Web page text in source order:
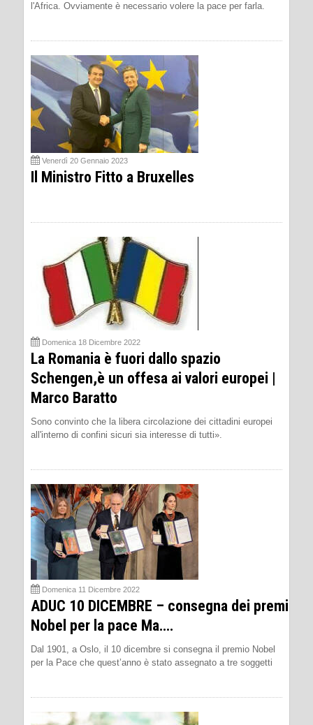
l'Africa. Ovviamente è necessario volere la pace per farla.
Venerdì 20 Gennaio 2023
Il Ministro Fitto a Bruxelles
Domenica 18 Dicembre 2022
La Romania è fuori dallo spazio
Schengen,è un offesa ai valori europei |
Marco Baratto
Sono convinto che la libera circolazione dei cittadini europei
all'interno di confini sicuri sia interesse di tutti».
Domenica 11 Dicembre 2022
ADUC 10 DICEMBRE – consegna dei premi
Nobel per la pace Ma….
Dal 1901, a Oslo, il 10 dicembre si consegna il premio Nobel
per la Pace che quest’anno è stato assegnato a tre soggetti